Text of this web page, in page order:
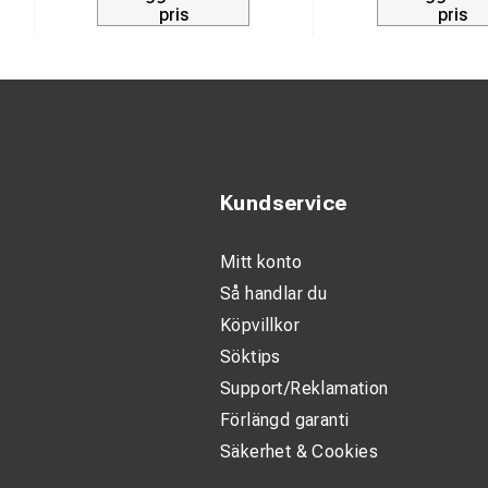
Rälstyp:SJ
pris
pris
Kundservice
Mitt konto
Så handlar du
Köpvillkor
Söktips
Support/Reklamation
Förlängd garanti
Säkerhet & Cookies